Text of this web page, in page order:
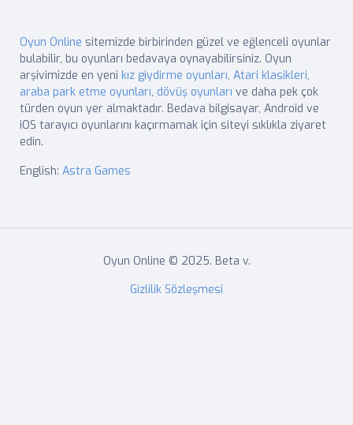
Oyun Online sitemizde birbirinden güzel ve eğlenceli oyunlar
bulabilir, bu oyunları bedavaya oynayabilirsiniz. Oyun
arşivimizde en yeni kız giydirme oyunları, Atari klasikleri,
araba park etme oyunları, dövüş oyunları ve daha pek çok
türden oyun yer almaktadır. Bedava bilgisayar, Android ve
iOS tarayıcı oyunlarını kaçırmamak için siteyi sıklıkla ziyaret
edin.
English: Astra Games
Oyun Online © 2025. Beta v.
Gizlilik Sözleşmesi